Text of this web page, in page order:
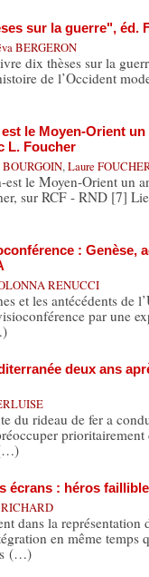
sur la guerre", éd.
BERGERON
dix thèses sur la
de l’Occident
le Moyen-Orient un
L. Foucher
, Laure FOUCHER
est le Moyen-Orient un
sur RCF - RND [7]
: Genèse,
RENUCCI
et les antécédents de
par une
deux ans
du rideau de fer a
prioritairement
écrans : héros
RICHARD
dans la représentation
en même temps
(…)